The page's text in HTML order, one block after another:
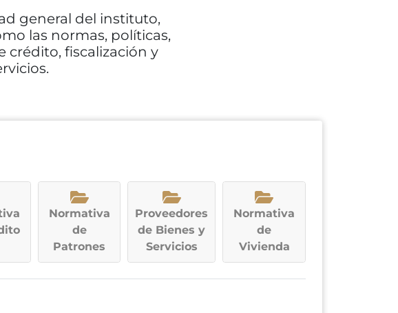
general del instituto,
las normas, políticas,
crédito, fiscalización y
Normativa
de
Patrones
Proveedores
de Bienes y
Servicios
Normativa
de
Vivienda